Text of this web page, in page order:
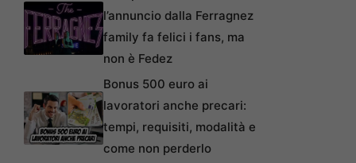
l’annuncio dalla Ferragnez
family fa felici i fans, ma
non è Fedez
Bonus 500 euro ai
lavoratori anche precari:
tempi, requisiti, modalità e
come non perderlo